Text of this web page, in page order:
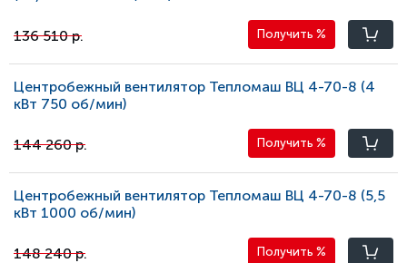
136 510 р. Получить %
Центробежный вентилятор Тепломаш ВЦ 4-70-8 (4
кВт 750 oб/мин)
144 260 р. Получить %
Центробежный вентилятор Тепломаш ВЦ 4-70-8 (5,5
кВт 1000 oб/мин)
148 240 р. Получить %